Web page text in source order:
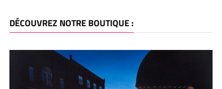
DÉCOUVREZ NOTRE BOUTIQUE :